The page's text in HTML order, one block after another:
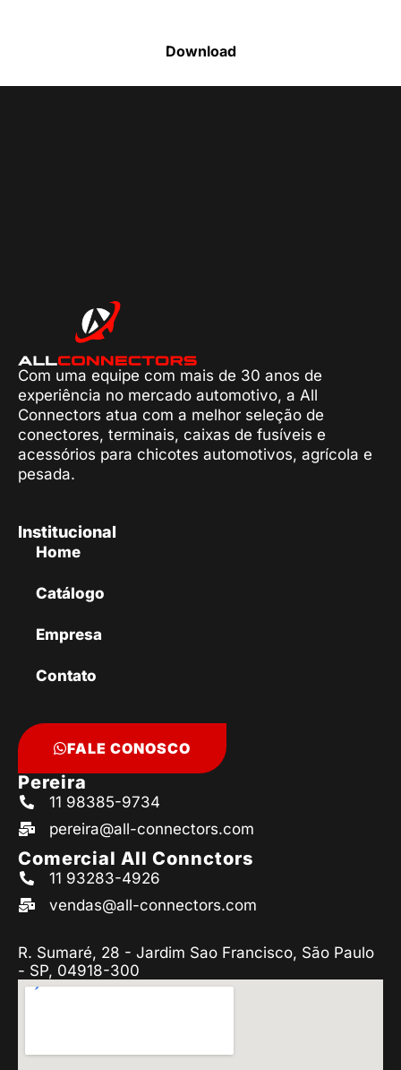
Download
Com uma equipe com mais de 30 anos de
experiência no mercado automotivo, a All
Connectors atua com a melhor seleção de
conectores, terminais, caixas de fusíveis e
acessórios para chicotes automotivos, agrícola e
pesada.
Institucional
Home
Catálogo
Empresa
Contato
FALE CONOSCO
Pereira
11 98385-9734
pereira@all-connectors.com
Comercial All Connctors
11 93283-4926
vendas@all-connectors.com
R. Sumaré, 28 - Jardim Sao Francisco, São Paulo
- SP, 04918-300